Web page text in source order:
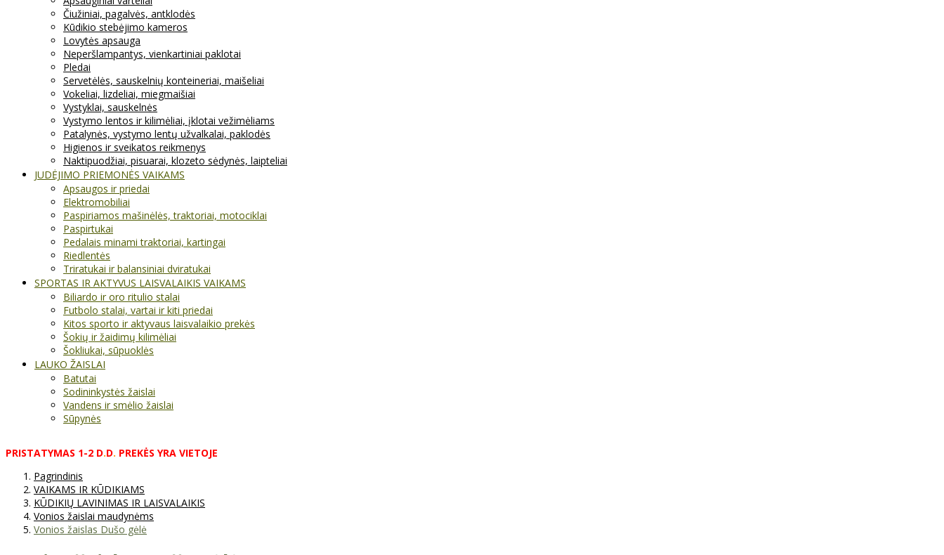
Čiužiniai, pagalvės, antklodės
Kūdikio stebėjimo kameros
Lovytės apsauga
Neperšlampantys, vienkartiniai paklotai
Pledai
Servetėlės, sauskelnių konteineriai, maišeliai
Vokeliai, lizdeliai, miegmaišiai
Vystyklai, sauskelnės
Vystymo lentos ir kilimėliai, įklotai vežimėliams
Patalynės, vystymo lentų užvalkalai, paklodės
Higienos ir sveikatos reikmenys
Naktipuodžiai, pisuarai, klozeto sėdynės, laipteliai
JUDĖJIMO PRIEMONĖS VAIKAMS
Apsaugos ir priedai
Elektromobiliai
Paspiriamos mašinėlės, traktoriai, motociklai
Paspirtukai
Pedalais minami traktoriai, kartingai
Riedlentės
Triratukai ir balansiniai dviratukai
SPORTAS IR AKTYVUS LAISVALAIKIS VAIKAMS
Biliardo ir oro ritulio stalai
Futbolo stalai, vartai ir kiti priedai
Kitos sporto ir aktyvaus laisvalaikio prekės
Šokių ir žaidimų kilimėliai
Šokliukai, sūpuoklės
LAUKO ŽAISLAI
Batutai
Sodininkystės žaislai
Vandens ir smėlio žaislai
Sūpynės
PRISTATYMAS 1-2 D.D. PREKĖS YRA VIETOJE
Pagrindinis
VAIKAMS IR KŪDIKIAMS
KŪDIKIŲ LAVINIMAS IR LAISVALAIKIS
Vonios žaislai maudynėms
Vonios žaislas Dušo gėlė